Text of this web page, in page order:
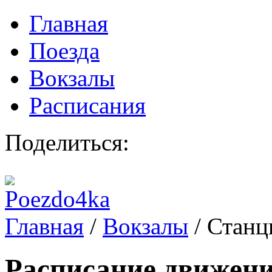
Главная
Поезда
Вокзалы
Расписания
Поделиться:
Главная / Вокзалы /